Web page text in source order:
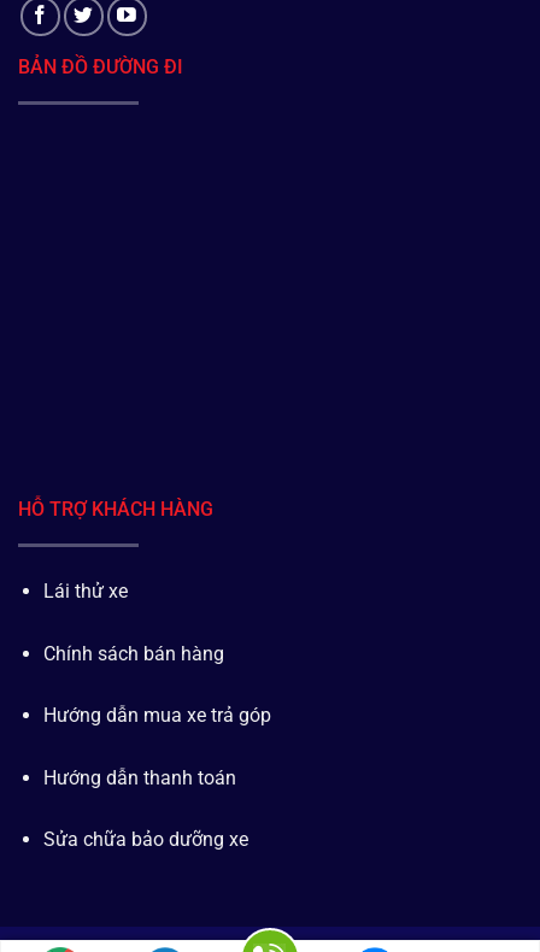
BẢN ĐỒ ĐƯỜNG ĐI
HỖ TRỢ KHÁCH HÀNG
Lái thử xe
Chính sách bán hàng
Hướng dẫn mua xe trả góp
Hướng dẫn thanh toán
Sửa chữa bảo dưỡng xe